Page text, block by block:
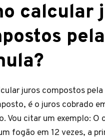
calcular
pela
juros compostos
é o juros cobrado
Vou citar um exemplo: O
fogão em 12 vezes, a